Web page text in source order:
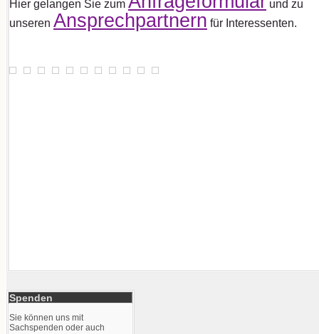
Hier gelangen Sie zum
und zu
unseren Ansprechpartnern für Interessenten.
Spenden
Sie können uns mit
Sachspenden oder auch